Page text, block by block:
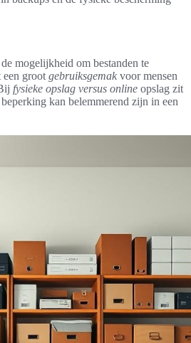
mogelijkheid om bestanden te
een groot gebruiksgemak voor mensen
fysieke opslag versus online opslag zit
kan belemmerend zijn in een